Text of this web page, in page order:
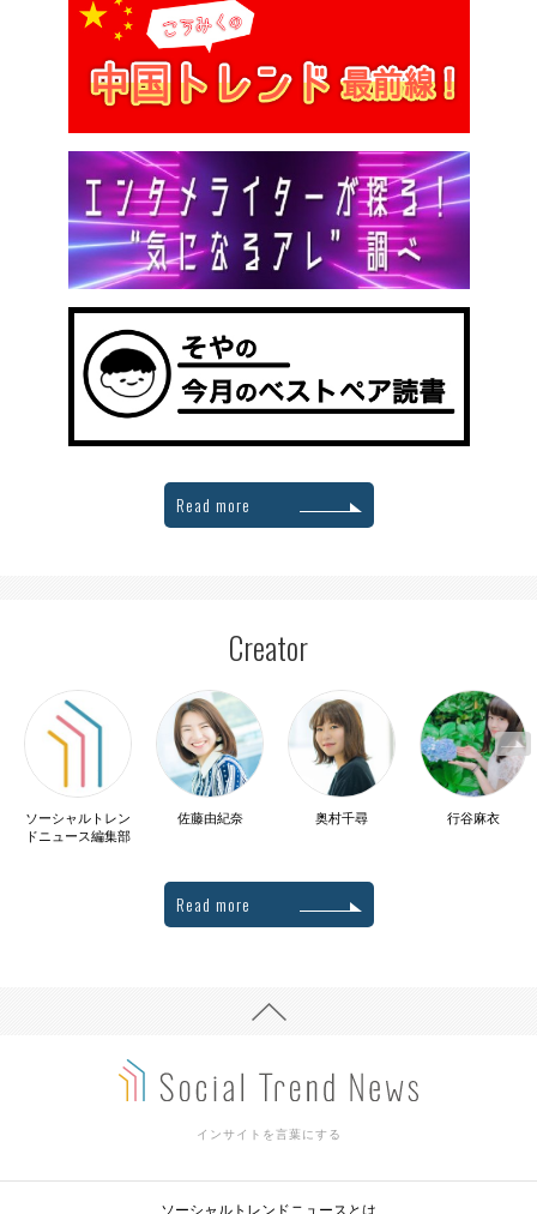
Read more
Creator
ソーシャルトレン
ドニュース編集部
佐藤由紀奈 奥村千尋 行谷麻衣
Read more
インサイトを言葉にする
ソーシャルトレンドニュースとは